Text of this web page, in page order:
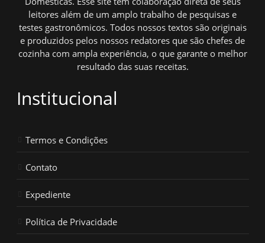
leitores além de um amplo trabalho de pesquisas e
testes gastronômicos. Todos nossos textos são originais
e produzidos pelos nossos redatores que são chefes de
cozinha com ampla experiência, o que garante o melhor
resultado das suas receitas.
Institucional
Termos e Condições
Contato
Expediente
Política de Privacidade